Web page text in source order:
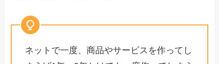
ネットで一度、商品やサービスを作ってし